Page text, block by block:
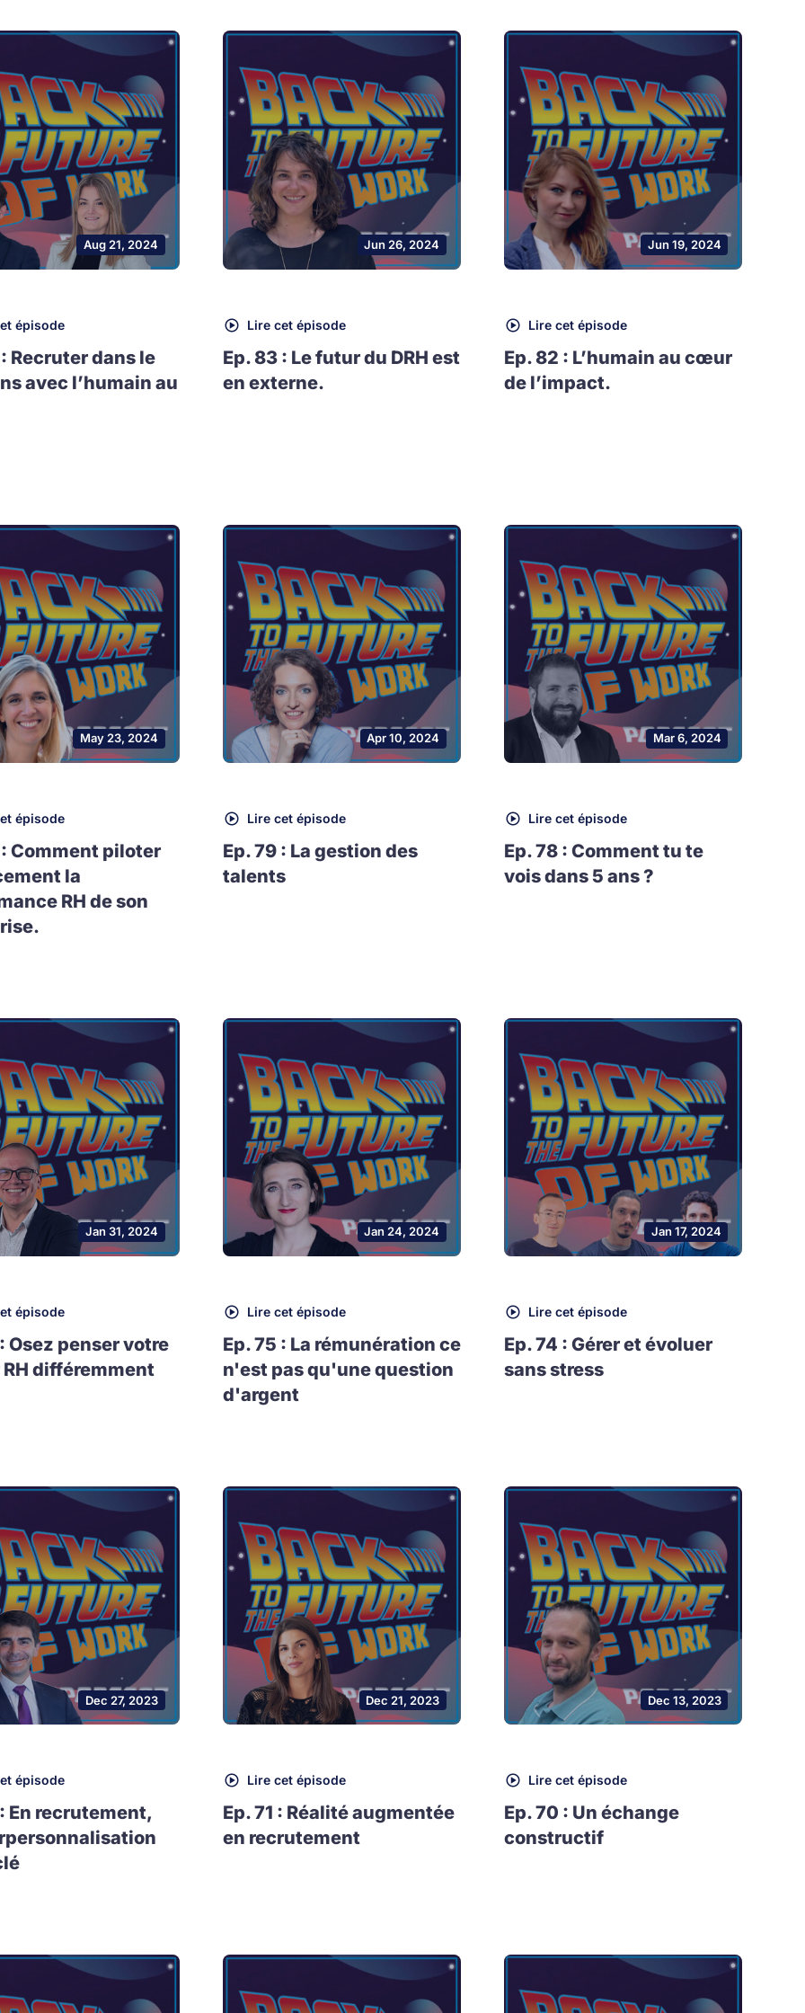
Aug 21, 2024
épisode
Recruter dans le
avec l’humain au
Jun 26, 2024
Lire cet épisode
Ep. 83 : Le futur du DRH est
en externe.
Jun 19, 2024
Lire cet épisode
Ep. 82 : L’humain au cœur
de l’impact.
May 23, 2024
épisode
Comment piloter
la
RH de son
Apr 10, 2024
Lire cet épisode
Ep. 79 : La gestion des
talents
Mar 6, 2024
Lire cet épisode
Ep. 78 : Comment tu te
vois dans 5 ans ?
Jan 31, 2024
épisode
Osez penser votre
différemment
Jan 24, 2024
Lire cet épisode
Ep. 75 : La rémunération ce
n'est pas qu'une question
d'argent
Jan 17, 2024
Lire cet épisode
Ep. 74 : Gérer et évoluer
sans stress
Dec 27, 2023
épisode
En recrutement,
Dec 21, 2023
Lire cet épisode
Ep. 71 : Réalité augmentée
en recrutement
Dec 13, 2023
Lire cet épisode
Ep. 70 : Un échange
constructif